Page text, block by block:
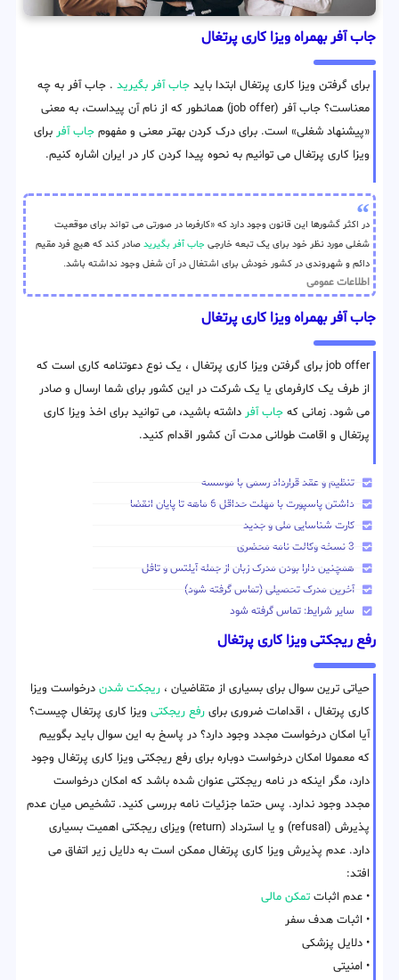
جاب آفر بهمراه ویزا کاری پرتغال
برای گرفتن ویزا کاری پرتغال ابتدا باید جاب آفر بگیرید . جاب آفر به چه
معناست؟ جاب آفر (job offer) همانطور که از نام آن پیداست، به معنی
«پیشنهاد شغلی» است. برای درک کردن بهتر معنی و مفهوم جاب آفر برای
ویزا کاری پرتغال می توانیم به نحوه پیدا کردن کار در ایران اشاره کنیم.
در اکثر گشورها این قانون وجود دارد که «کارفرما در صورتی می تواند برای موقعیت
شغلی مورد نظر خود برای یک تبعه خارجی جاب آفر بگیرید صادر کند که هیچ فرد مقیم
دائم و شهروندی در کشور خودش برای اشتغال در آن شغل وجود نداشته باشد.
اطلاعات عمومی
جاب آفر بهمراه ویزا کاری پرتغال
job offer برای گرفتن ویزا کاری پرتغال ، یک نوع دعوتنامه کاری است که
از طرف یک کارفرمای یا یک شرکت در این کشور برای شما ارسال و صادر
می شود. زمانی که جاب آفر داشته باشید، می توانید برای اخذ ویزا کاری
پرتغال و اقامت طولانی مدت آن کشور اقدام کنید.
تنظیم و عقد قرارداد رسمی با موسسه
داشتن پاسپورت با مهلت حداقل 6 ماهه تا پایان انقضا
کارت شناسایی ملی و جدید
3 نسخه وکالت نامه محضری
همچنین دارا بودن مدرک زبان از جمله آیلتس و تافل
آخرین مدرک تحصیلی (تماس گرفته شود)
سایر شرایط: تماس گرفته شود
رفع ریجکتی ویزا کاری پرتغال
حیاتی ترین سوال برای بسیاری از متقاضیان ، ریجکت شدن درخواست ویزا
کاری پرتغال ، اقدامات ضروری برای رفع ریجکتی ویزا کاری پرتغال چیست؟
آیا امکان درخواست مجدد وجود دارد؟ در پاسخ به این سوال باید بگوییم
که معمولا امکان درخواست دوباره برای رفع ریجکتی ویزا کاری پرتغال وجود
دارد، مگر اینکه در نامه ریجکتی عنوان شده باشد که امکان درخواست
مجدد وجود ندارد. پس حتما جزئیات نامه بررسی کنید. تشخیص میان عدم
پذیرش (refusal) و یا استرداد (return) ویزای ریجکتی اهمیت بسیاری
دارد. عدم پذیرش ویزا کاری پرتغال ممکن است به دلایل زیر اتفاق می
افتد:
• عدم اثبات تمکن مالی
• اثبات هدف سفر
• دلایل پزشکی
• امنیتی